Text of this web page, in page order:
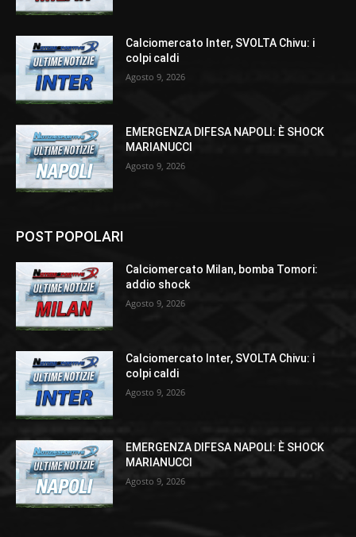
Calciomercato Inter, SVOLTA Chivu: i
colpi caldi
Agosto 9, 2026
EMERGENZA DIFESA NAPOLI: È SHOCK
MARIANUCCI
Agosto 9, 2026
POST POPOLARI
Calciomercato Milan, bomba Tomori:
addio shock
Agosto 9, 2026
Calciomercato Inter, SVOLTA Chivu: i
colpi caldi
Agosto 9, 2026
EMERGENZA DIFESA NAPOLI: È SHOCK
MARIANUCCI
Agosto 9, 2026